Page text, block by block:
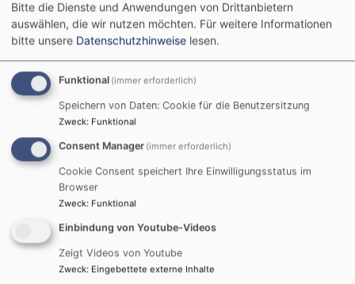
loslassen, Weite erfahren und neue Kraft schöpfen,“ so
der Landesbischof.
Die Communität Casteller Ring zählt zu den wenigen
evangelischen Klöstern in Deutschland. Gegründet
wurde die Communität 1950 in Castell von den beiden
Frauen Mater Christel Schmidt und Maria Pfister. Heute
leben und wirken knapp 30 Schwestern auf dem
Schwanberg. Von Beginn an war der Schwanberg ein
Ort der geistlichen Einkehr, des Zuhörens und der
Stille, offen für Menschen aller Herkunft und Kultur.
Besonders prägend ist das Engagement der
Schwestern für Exerzitien, Seelsorge und
Seminararbeit in den Gästehäusern des Evangelischen
Bitte die Dienste und Anwendungen von Drittanbietern
auswählen, die wir nutzen möchten. Für weitere Informationen
bitte unsere Datenschutzhinweise lesen.
Funktional (immer erforderlich)
Speichern von Daten: Cookie für die Benutzersitzung
Zweck: Funktional
Consent Manager (immer erforderlich)
Cookie Consent speichert Ihre Einwilligungsstatus im
Browser
Zweck: Funktional
Einbindung von Youtube-Videos
Zeigt Videos von Youtube
Zweck: Eingebettete externe Inhalte